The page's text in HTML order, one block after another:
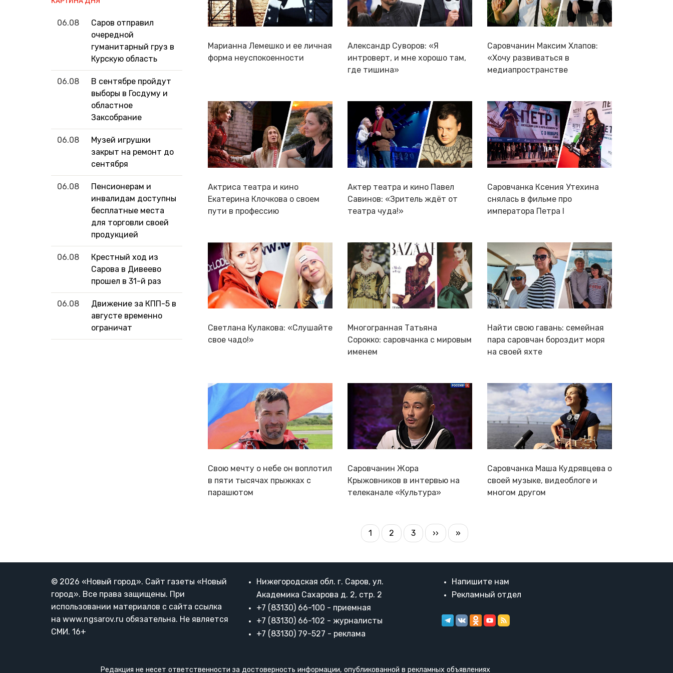
06.08
Саров отправил
очередной
гуманитарный груз в
Курскую область
06.08
В сентябре пройдут
выборы в Госдуму и
областное
Заксобрание
06.08
Музей игрушки
закрыт на ремонт до
сентября
06.08
Пенсионерам и
инвалидам доступны
бесплатные места
для торговли своей
продукцией
06.08
Крестный ход из
Сарова в Дивеево
прошел в 31-й раз
06.08
Движение за КПП-5 в
августе временно
ограничат
Марианна Лемешко и ее личная
форма неуспокоенности
Александр Суворов: «Я
интроверт, и мне хорошо там,
где тишина»
Саровчанин Максим Хлапов:
«Хочу развиваться в
медиапространстве
Актриса театра и кино
Екатерина Клочкова о своем
пути в профессию
Актер театра и кино Павел
Савинов: «Зритель ждёт от
театра чуда!»
Саровчанка Ксения Утехина
снялась в фильме про
императора Петра I
Светлана Кулакова: «Слушайте
свое чадо!»
Многогранная Татьяна
Сорокко: саровчанка с мировым
именем
Найти свою гавань: семейная
пара саровчан бороздит моря
на своей яхте
Свою мечту о небе он воплотил
в пяти тысячах прыжках с
парашютом
Саровчанин Жора
Крыжовников в интервью на
телеканале «Культура»
Саровчанка Маша Кудрявцева о
своей музыке, видеоблоге и
многом другом
Текущая
1 Страница
2 Страница
3
Следующая
››
Последняя
»
© 2026 «Новый город». Cайт газеты «Новый
город». Все права защищены. При
использовании материалов с сайта ссылка
на www.ngsarov.ru обязательна. Не является
СМИ. 16+
Нижегородская обл. г. Саров, ул.
Академика Сахарова д. 2, стр. 2
+7 (83130) 66-100 - приемная
+7 (83130) 66-102 - журналисты
+7 (83130) 79-527 - реклама
Напишите нам
Рекламный отдел
Редакция не несет ответственности за достоверность информации, опубликованной в рекламных объявлениях